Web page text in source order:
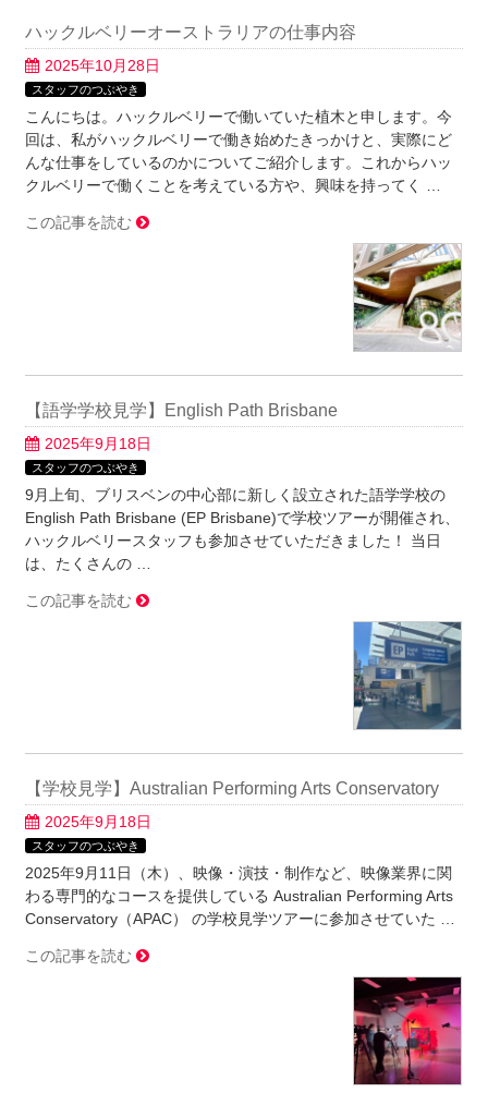
ハックルベリーオーストラリアの仕事内容
2025年10月28日
スタッフのつぶやき
こんにちは。ハックルベリーで働いていた植木と申します。今
回は、私がハックルベリーで働き始めたきっかけと、実際にど
んな仕事をしているのかについてご紹介します。これからハッ
クルベリーで働くことを考えている方や、興味を持ってく …
この記事を読む
【語学学校見学】English Path Brisbane
2025年9月18日
スタッフのつぶやき
9月上旬、ブリスベンの中心部に新しく設立された語学学校の
English Path Brisbane (EP Brisbane)で学校ツアーが開催され、
ハックルベリースタッフも参加させていただきました！ 当日
は、たくさんの …
この記事を読む
【学校見学】Australian Performing Arts Conservatory
2025年9月18日
スタッフのつぶやき
2025年9月11日（木）、映像・演技・制作など、映像業界に関
わる専門的なコースを提供している Australian Performing Arts
Conservatory（APAC） の学校見学ツアーに参加させていた …
この記事を読む